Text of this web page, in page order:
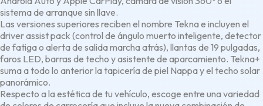
sistema de arranque sin llave.
Las versiones superiores reciben el nombre Tekna e incluyen el
driver assist pack (control de ángulo muerto inteligente, detector
de fatiga o alerta de salida marcha atrás), llantas de 19 pulgadas,
faros LED, barras de techo y asistente de aparcamiento. Tekna+
suma a todo lo anterior la tapicería de piel Nappa y el techo solar
panorámico.
Respecto a la estética de tu vehículo, escoge entre una variedad